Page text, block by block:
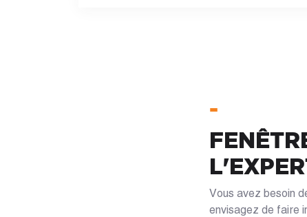
-
Vous avez besoin
envisagez de faire